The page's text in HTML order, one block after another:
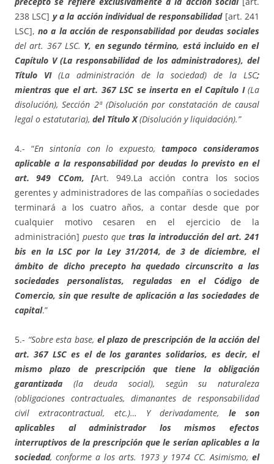
238 LSC] y a la acción individual de responsabilidad [art. 241
LSC], no a la acción de responsabilidad por deudas sociales
del art. 367 LSC. Y, en segundo término, está incluido en el
Capítulo V (La responsabilidad de los administradores), del
Título VI(La administración de la sociedad) de la LSC;
mientras que el art. 367 LSC se inserta en el Capítulo I (La
disolución), Sección 2ª (Disolución por constatación de causal
legal o estatutaria), del Título X(Disolución y liquidación).”
4.- “En sintonía con lo expuesto,tampoco consideramos
aplicable a la responsabilidad por deudas lo previsto en el
art. 949 CCom, [Art. 949.La acción contra los socios
gerentes y administradores de las compañías o sociedades
terminará a los cuatro años, a contar desde que por
cualquier motivo cesaren en el ejercicio de la
administración] puesto que tras la introducción del art. 241
bis en la LSC por la Ley 31/2014, de 3 de diciembre, el
ámbito de dicho precepto ha quedado circunscrito a las
sociedades personalistas, reguladas en el Código de
Comercio, sin que resulte de aplicación a las sociedades de
capital.”
5.- “Sobre esta base, el plazo de prescripción de la acción del
art. 367 LSC es el de los garantes solidarios, es decir, el
mismo plazo de prescripción que tiene la obligación
garantizada (la deuda social), según su naturaleza
(obligaciones contractuales, dimanantes de responsabilidad
civil extracontractual, etc.)… Y derivadamente, le son
aplicables al administrador los mismos efectos
interruptivos de la prescripción que le serían aplicables a la
sociedad, conforme a los arts. 1973 y 1974 CC. Asimismo, el